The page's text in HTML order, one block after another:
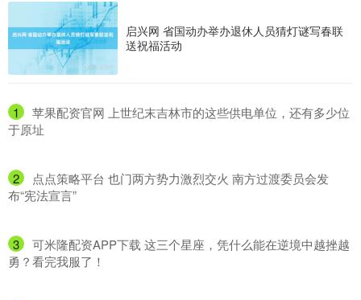
启兴网 省国动办举办退休人员猜灯谜写春联
送祝福活动
1
​苹果配资官网 上世纪末吉林市的这些供电单位，还有多少位
于原址
2
​点点策略平台 也门两方势力激烈交火 南方过渡委员会发
布“宪法宣言”
3
​可米隆配资APP下载 这三个星座，凭什么能在逆境中越挫越
勇？看完我服了！